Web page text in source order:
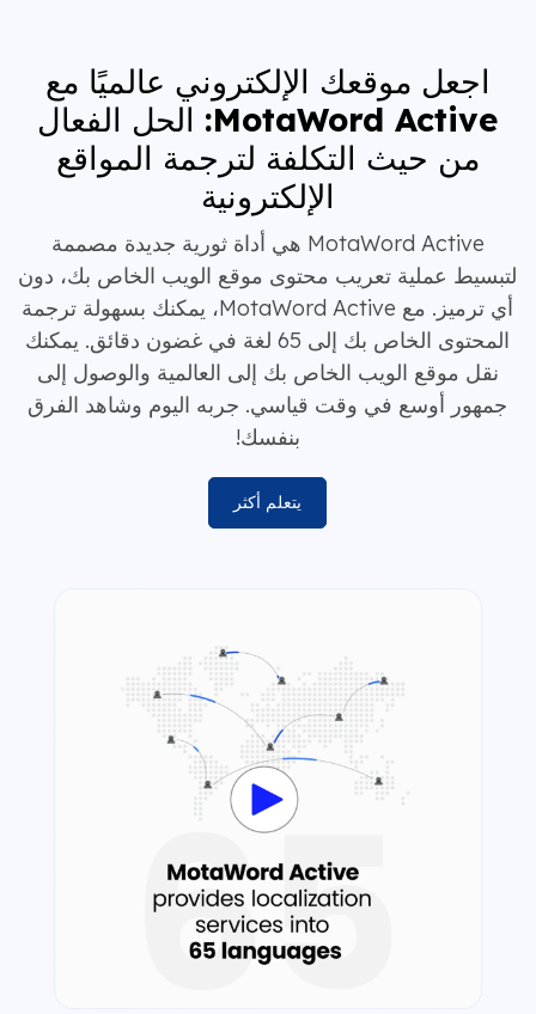
اجعل موقعك الإلكتروني عالميًا مع
MotaWord Active: الحل الفعال
من حيث التكلفة لترجمة المواقع
الإلكترونية
MotaWord Active هي أداة ثورية جديدة مصممة
لتبسيط عملية تعريب محتوى موقع الويب الخاص بك، دون
أي ترميز. مع MotaWord Active، يمكنك بسهولة ترجمة
المحتوى الخاص بك إلى 65 لغة في غضون دقائق. يمكنك
نقل موقع الويب الخاص بك إلى العالمية والوصول إلى
جمهور أوسع في وقت قياسي. جربه اليوم وشاهد الفرق
بنفسك!
يتعلم أكثر